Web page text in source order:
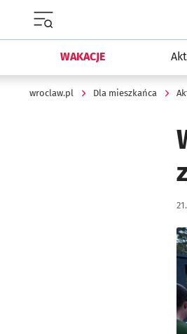
WAKACJE
wroclaw.pl Dla mieszkańca